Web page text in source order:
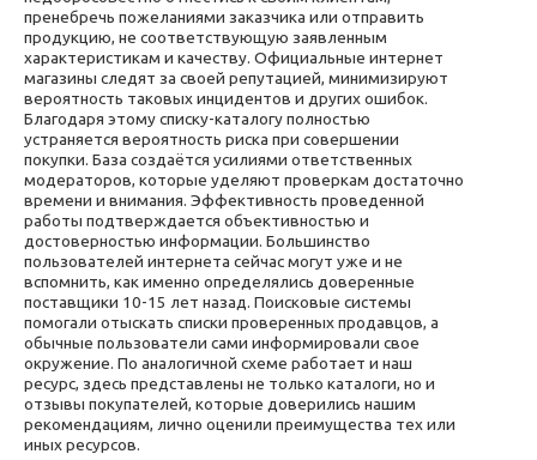
пренебречь пожеланиями заказчика или отправить
продукцию, не соответствующую заявленным
характеристикам и качеству. Официальные интернет
магазины следят за своей репутацией, минимизируют
вероятность таковых инцидентов и других ошибок.
Благодаря этому списку-каталогу полностью
устраняется вероятность риска при совершении
покупки. База создаётся усилиями ответственных
модераторов, которые уделяют проверкам достаточно
времени и внимания. Эффективность проведенной
работы подтверждается объективностью и
достоверностью информации. Большинство
пользователей интернета сейчас могут уже и не
вспомнить, как именно определялись доверенные
поставщики 10-15 лет назад. Поисковые системы
помогали отыскать списки проверенных продавцов, а
обычные пользователи сами информировали свое
окружение. По аналогичной схеме работает и наш
ресурс, здесь представлены не только каталоги, но и
отзывы покупателей, которые доверились нашим
рекомендациям, лично оценили преимущества тех или
иных ресурсов.